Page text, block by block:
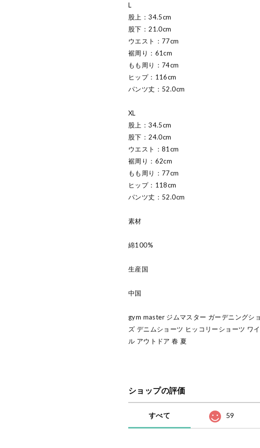
L
股上：34.5cm
股下：21.0cm
ウエスト：77cm
裾周り：61cm
もも周り：74cm
ヒップ：116cm
パンツ丈：52.0cm
XL
股上：34.5cm
股下：24.0cm
ウエスト：81cm
裾周り：62cm
もも周り：77cm
ヒップ：118cm
パンツ丈：52.0cm
素材
綿100%
生産国
中国
gym master ジムマスター ガーデニングシ
ズ デニムショーツ ヒッコリーショーツ ワ
ル アウトドア 春 夏
ショップの評価
すべて 59